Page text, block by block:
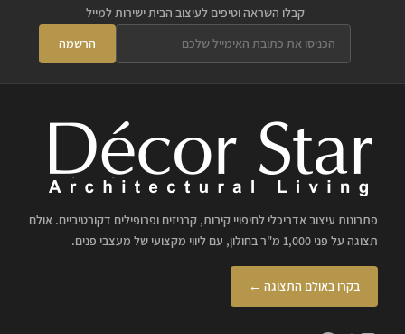
קבלו השראה וטיפים לעיצוב הבית ישירות למייל
הרשמה
פתרונות עיצוב אדריכלי לחיפויי קירות, קרניזים ופרופילים דקורטיביים. אולם
תצוגה על פני 1,000 מ"ר בחולון, עם ליווי מקצועי של מעצבי פנים.
בקרו באולם התצוגה ←